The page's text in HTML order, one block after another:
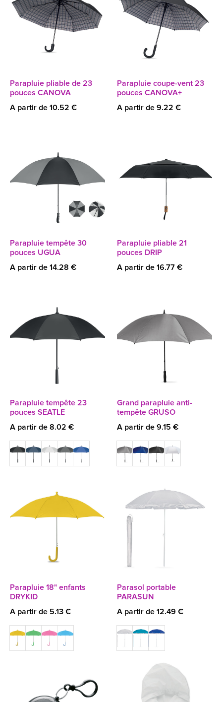
Parapluie pliable de 23
pouces CANOVA
A partir de 10.52 €
Parapluie coupe-vent 23
pouces CANOVA+
A partir de 9.22 €
Parapluie tempête 30
pouces UGUA
A partir de 14.28 €
Parapluie pliable 21
pouces DRIP
A partir de 16.77 €
Parapluie tempête 23
pouces SEATLE
A partir de 8.02 €
Grand parapluie anti-
tempête GRUSO
A partir de 9.15 €
Parapluie 18" enfants
DRYKID
A partir de 5.13 €
Parasol portable
PARASUN
A partir de 12.49 €